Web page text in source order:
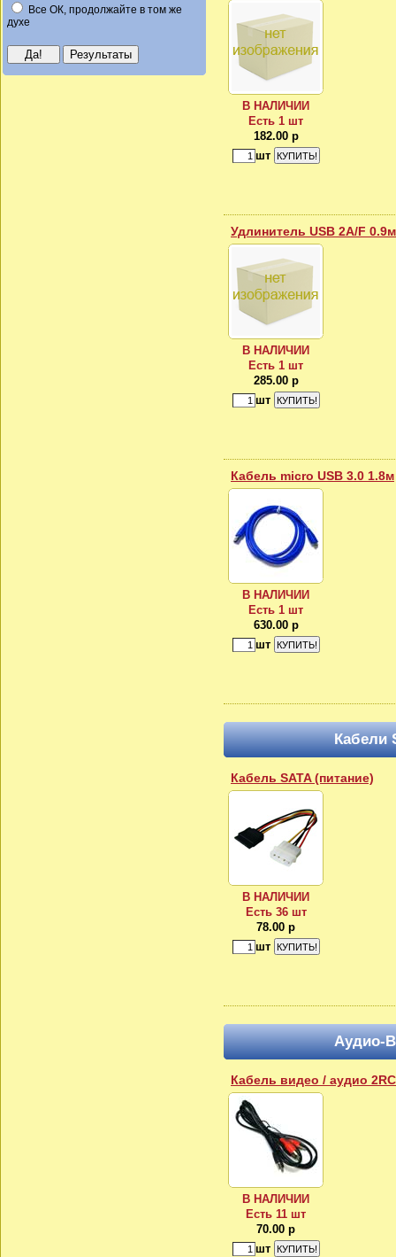
Все ОК, продолжайте в том же
духе
В НАЛИЧИИ
Есть 1 шт
182.00 р
шт
Удлинитель USB 2A/F 0.9м
В НАЛИЧИИ
Есть 1 шт
285.00 р
шт
Кабель micro USB 3.0 1.8м
В НАЛИЧИИ
Есть 1 шт
630.00 р
шт
Кабели
Кабель SATA (питание)
В НАЛИЧИИ
Есть 36 шт
78.00 р
шт
Аудио-
Кабель видео / аудио
В НАЛИЧИИ
Есть 11 шт
70.00 р
шт